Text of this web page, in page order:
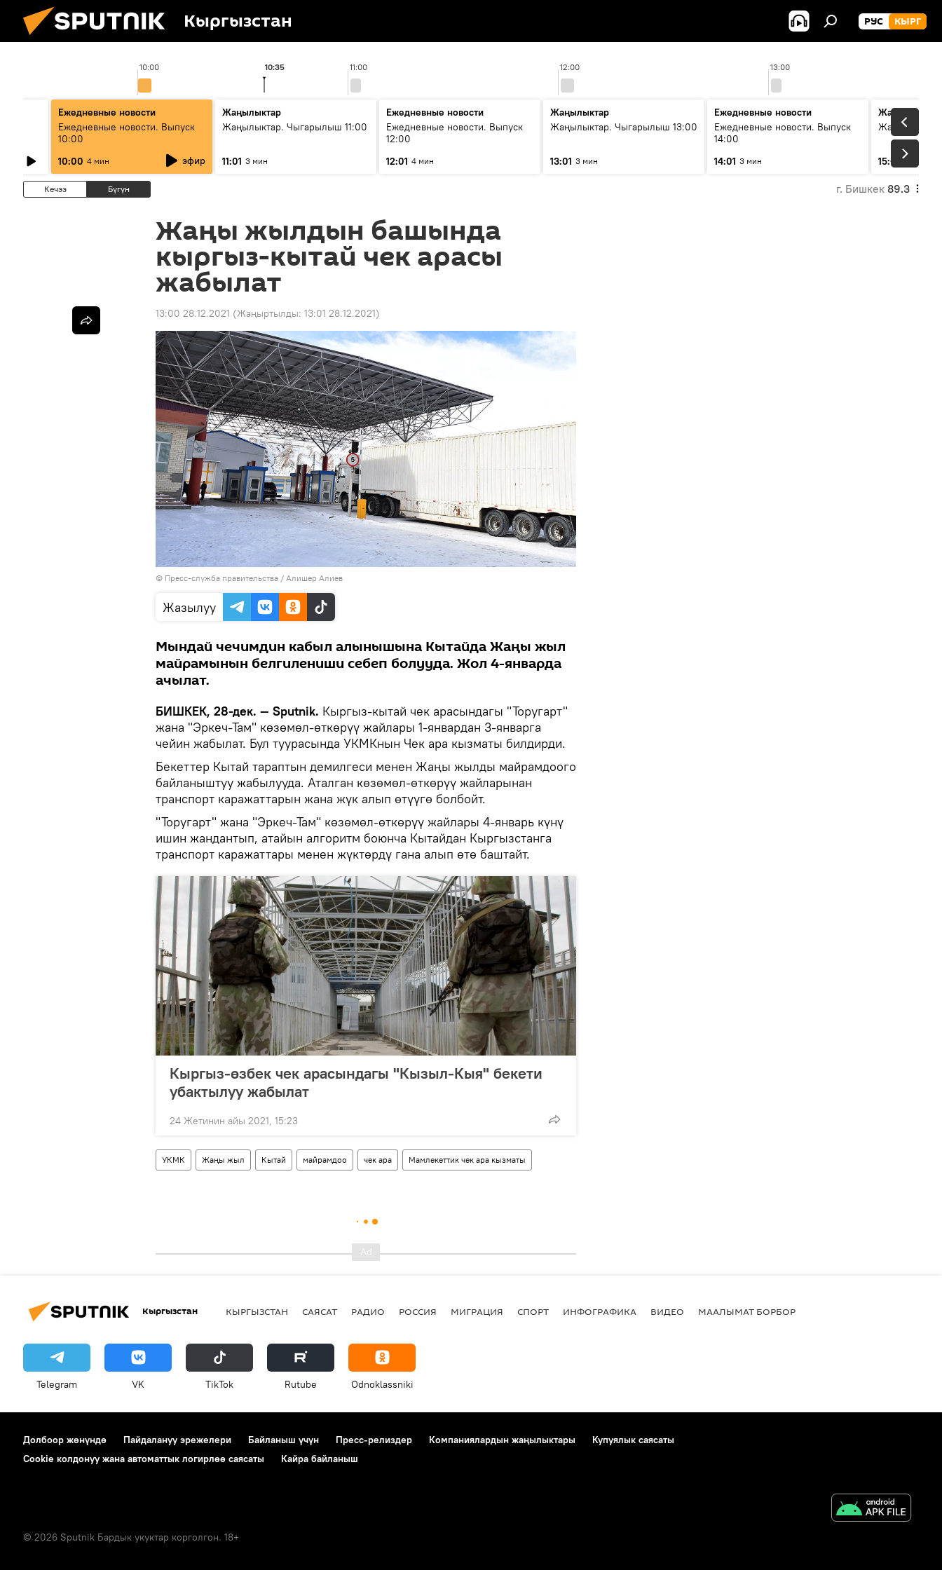
Кыргызстан РУС КЫРГ
10:00 11:00 12:00 13:00
10:35
Ежедневные новости
Ежедневные новости. Выпуск
10:00
10:00 4 мин эфир
Жаңылыктар
Жаңылыктар. Чыгарылыш 11:00
11:01 3 мин
Ежедневные новости
Ежедневные новости. Выпуск
12:00
12:01 4 мин
Жаңылыктар
Жаңылыктар. Чыгарылыш 13:00
13:01 3 мин
Ежедневные новости
Ежедневные новости. Выпуск
14:00
14:01 3 мин
Жаңылыктар
15:01 3 мин
Кечээ Бүгүн г. Бишкек 89.3
Жаңы жылдын башында
кыргыз-кытай чек арасы
жабылат
13:00 28.12.2021 (Жаңыртылды: 13:01 28.12.2021)
© Пресс-служба правительства / Алишер Алиев
Жазылуу
Мындай чечимдин кабыл алынышына Кытайда Жаңы жыл
майрамынын белгилениши себеп болууда. Жол 4-январда
ачылат.
БИШКЕК, 28-дек. — Sputnik. Кыргыз-кытай чек арасындагы "Торугарт"
жана "Эркеч-Там" көзөмөл-өткөрүү жайлары 1-январдан 3-январга
чейин жабылат. Бул туурасында УКМКнын Чек ара кызматы билдирди.
Бекеттер Кытай тараптын демилгеси менен Жаңы жылды майрамдоого
байланыштуу жабылууда. Аталган көзөмөл-өткөрүү жайларынан
транспорт каражаттарын жана жүк алып өтүүгө болбойт.
"Торугарт" жана "Эркеч-Там" көзөмөл-өткөрүү жайлары 4-январь күнү
ишин жандантып, атайын алгоритм боюнча Кытайдан Кыргызстанга
транспорт каражаттары менен жүктөрдү гана алып өтө баштайт.
Кыргыз-өзбек чек арасындагы "Кызыл-Кыя" бекети
убактылуу жабылат
24 Жетинин айы 2021, 15:23
УКМК Жаңы жыл Кытай майрамдоо чек ара Мамлекеттик чек ара кызматы
Кыргызстан КЫРГЫЗСТАН САЯСАТ РАДИО РОССИЯ МИГРАЦИЯ СПОРТ ИНФОГРАФИКА ВИДЕО МААЛЫМАТ БОРБОР
Telegram VK ТikТоk Rutube Odnoklassniki
Долбоор жөнүндө Пайдалануу эрежелери Байланыш үчүн Пресс-релиздер Компаниялардын жаңылыктары
Купуялык саясаты
Cookie колдонуу жана автоматтык логирлөө саясаты
Кайра байланыш
© 2026 Sputnik Бардык укуктар корголгон. 18+